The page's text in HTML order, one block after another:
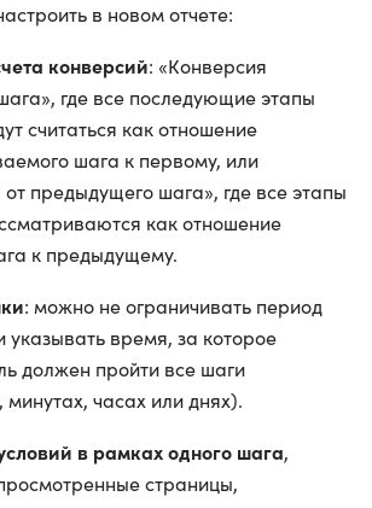
в новом отчете:
конверсий: «Конверсия
где все последующие этапы
считаться как отношение
шага к первому, или
предыдущего шага», где все этапы
как отношение
к предыдущему.
: можно не ограничивать период
указывать время, за которое
должен пройти все шаги
минутах, часах или днях).
в рамках одного шага,
страницы,